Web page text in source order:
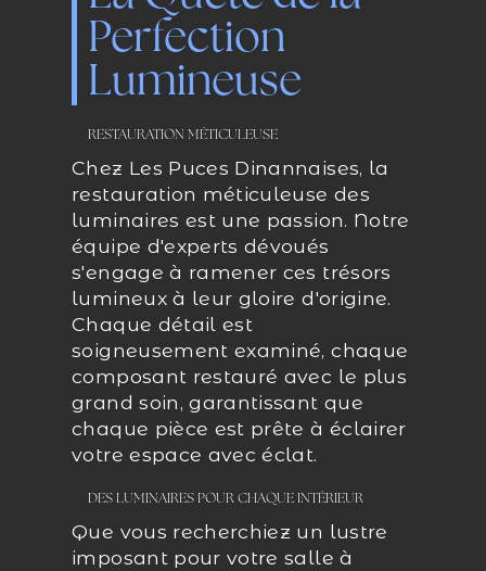
Perfection
Lumineuse
RESTAURATION MÉTICULEUSE
Chez Les Puces Dinannaises, la
restauration méticuleuse des
luminaires est une passion. Notre
équipe d'experts dévoués
s'engage à ramener ces trésors
lumineux à leur gloire d'origine.
Chaque détail est
soigneusement examiné, chaque
composant restauré avec le plus
grand soin, garantissant que
chaque pièce est prête à éclairer
votre espace avec éclat.
DES LUMINAIRES POUR CHAQUE INTÉRIEUR
Que vous recherchiez un lustre
imposant pour votre salle à